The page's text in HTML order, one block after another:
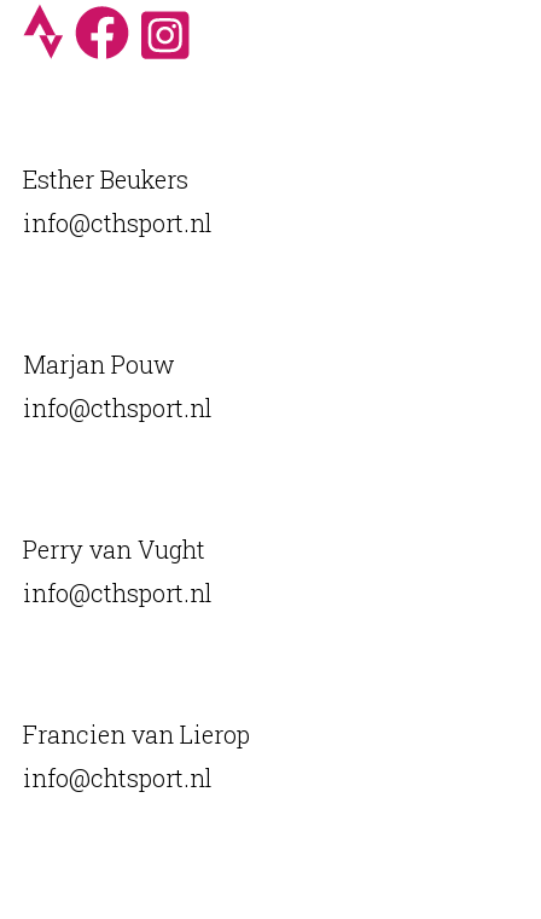
Esther Beukers
info@cthsport.nl
Marjan Pouw
info@cthsport.nl
Perry van Vught
info@cthsport.nl
Francien van Lierop
info@chtsport.nl